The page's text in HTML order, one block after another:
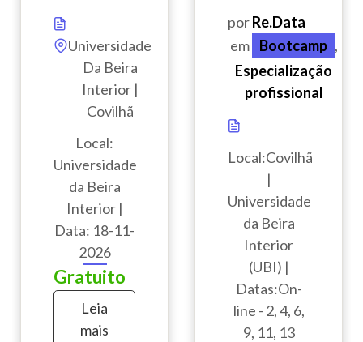
Universidade
Da Beira
Interior |
Covilhã
Local:
Universidade
da Beira
Interior |
Data: 18-11-
2026
Gratuito
Leia
mais
porRe.Data
em
Bootcamp ,
Especialização
profissional
Local:Covilhã
|
Universidade
da Beira
Interior
(UBI) |
Datas:On-
line - 2, 4, 6,
9, 11, 13